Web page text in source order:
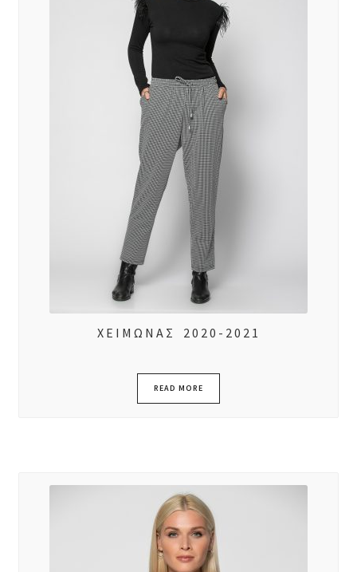
ΧΕΙΜΩΝΑΣ 2020-2021
READ MORE